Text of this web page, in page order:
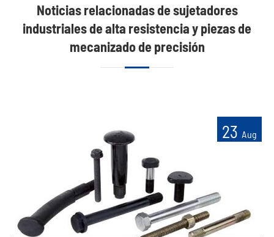
Noticias relacionadas de sujetadores
industriales de alta resistencia y piezas de
mecanizado de precisión
23 Aug